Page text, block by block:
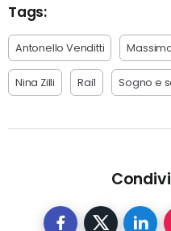
Tags:
Antonello Venditti
Nina Zilli Rai1 Sogno e